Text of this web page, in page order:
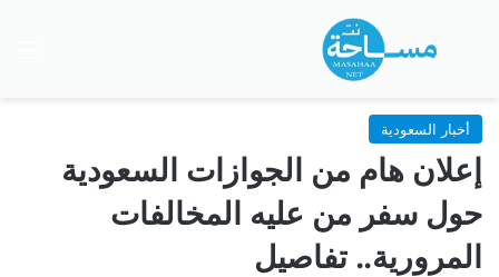
بحث عن
أخبار السعودية
إعلان هام من الجوازات السعودية
حول سفر من عليه المخالفات
المرورية.. تفاصيل